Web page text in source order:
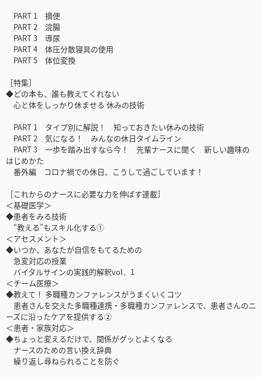
PART 1 摘便
PART 2 浣腸
PART 3 導尿
PART 4 体圧分散寝具の使用
PART 5 体位変換
［特集］
◆どの本も、誰も教えてくれない
心と体をしっかり休ませる 休みの技術
PART 1 タイプ別に解説！ 知っておきたい休みの技術
PART 2 気になる！ みんなの休日タイムライン
PART 3 一歩を踏み出すなら今！ 先輩ナースに聞く 新しい趣味の
はじめかた
番外編 コロナ禍での休日、こうして過ごしています！
［これからのナースに必要な力を伸ばす連載］
＜基礎医学＞
◆患者をみる技術
“教える”もスキル化する①
＜アセスメント＞
◆いつか、あなたが自信をもてるための
急変対応の授業
バイタルサインの実践的解釈vol．1
＜チーム医療＞
◆教えて！ 多職種カンファレンスがうまくいくコツ
患者さんを交えた多職種連携・多職種カンファレンスで、患者さんのニ
ーズに沿ったケアを提供する②
＜患者・家族対応＞
◆ちょっと変えるだけで、関係がグッとよくなる
ナースのための言い換え辞典
繰り返し尋ねられることを防ぐ